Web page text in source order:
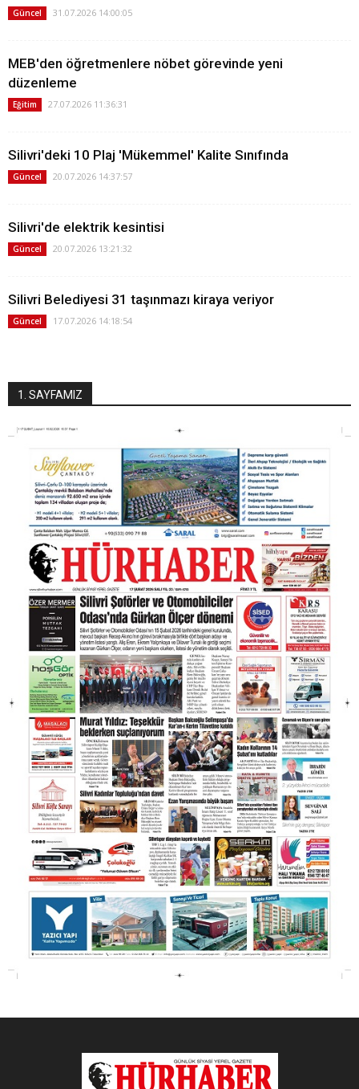
Güncel 31.07.2026 14:00:05
MEB'den öğretmenlere nöbet görevinde yeni
düzenleme
Eğitim 27.07.2026 11:36:31
Silivri'deki 10 Plaj 'Mükemmel' Kalite Sınıfında
Güncel 20.07.2026 14:37:57
Silivri'de elektrik kesintisi
Güncel 20.07.2026 13:21:32
Silivri Belediyesi 31 taşınmazı kiraya veriyor
Güncel 17.07.2026 14:18:54
1. SAYFAMIZ